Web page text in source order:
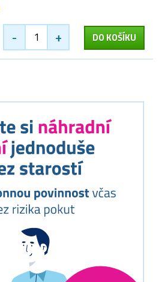
- + DO KOŠÍKU